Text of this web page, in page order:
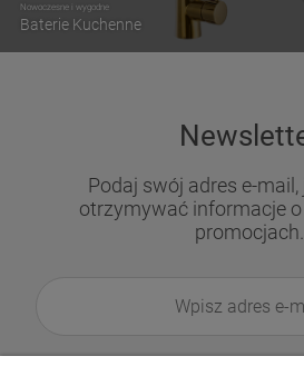
Nowoczesne i wygodne
Baterie Kuchenne
Podaj swój adres e-mail,
otrzymywać informacje
promocjach.